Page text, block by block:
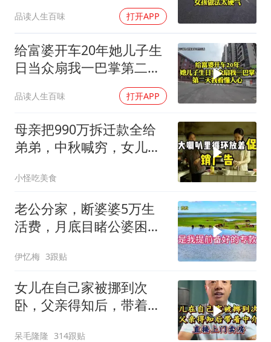
品读人生百味 打开APP
给富婆开车20年她儿子生
日当众扇我一巴掌第二天
品读人生百味 打开APP
母亲把990万拆迁款全给
弟弟，中秋喊穷，女儿笑
小怪吃美食
老公分家，断婆婆5万生
活费，月底目睹公婆困
伊忆梅 3跟贴
女儿在自己家被挪到次
卧，父亲得知后，带着中
呆毛隆隆 314跟贴